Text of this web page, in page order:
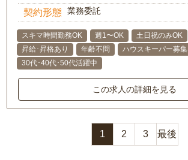
契約形態 業務委託
スキマ時間勤務OK 週1〜OK 土日祝のみOK
昇給･昇格あり
年齢不問 ハウスキーパー募集
30代･40代･50代活躍中
この求人の詳細を見る
1 2 3 最後